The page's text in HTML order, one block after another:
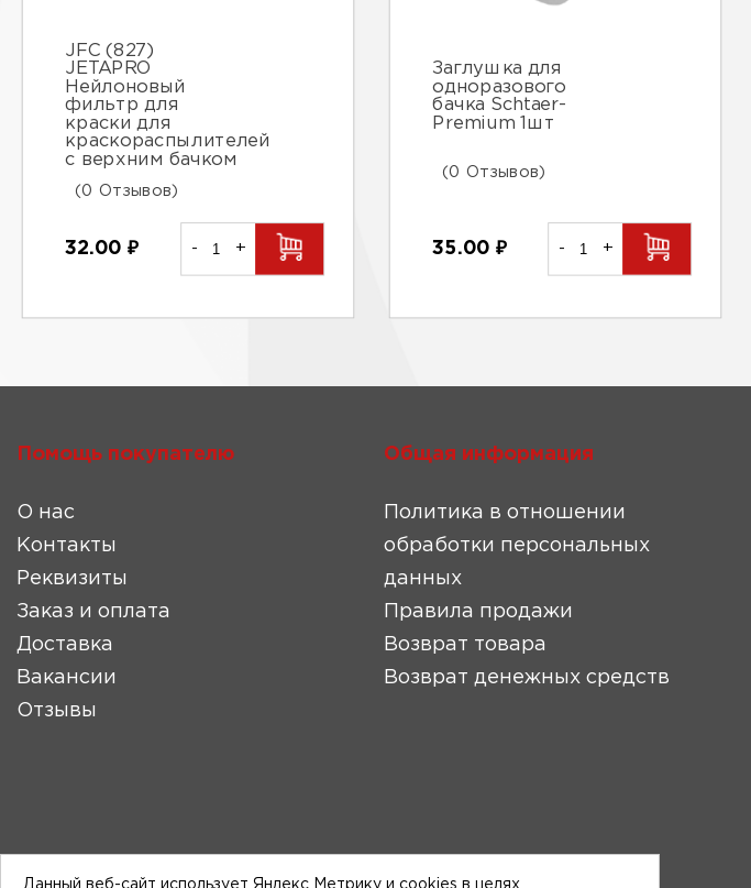
JFC (827)
JETAPRO
Нейлоновый
фильтр для
краски для
краскораспылителей
с верхним бачком
(0 Отзывов)
32.00 ₽ - +
Заглушка для
одноразового
бачка Schtaer-
Premium 1шт
(0 Отзывов)
35.00 ₽ - +
Помощь покупателю
О нас
Контакты
Реквизиты
Заказ и оплата
Доставка
Вакансии
Отзывы
Общая информация
Политика в отношении
обработки персональных
данных
Правила продажи
Возврат товара
Возврат денежных средств
Данный веб-сайт использует Яндекс Метрику и cookies в целях